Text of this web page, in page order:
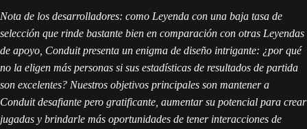
Nota de los desarrolladores: como Leyenda con una baja tasa de
selección que rinde bastante bien en comparación con otras Leyendas
de apoyo, Conduit presenta un enigma de diseño intrigante: ¿por qué
no la eligen más personas si sus estadísticas de resultados de partida
son excelentes? Nuestros objetivos principales son mantener a
Conduit desafiante pero gratificante, aumentar su potencial para crear
jugadas y brindarle más oportunidades de tener interacciones de